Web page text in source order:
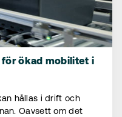
ökad mobilitet i
hållas i drift och
Oavsett om det